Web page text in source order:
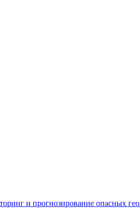
и прогнозирование опасных